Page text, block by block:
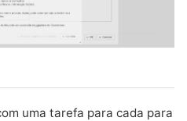
uma tarefa para cada para